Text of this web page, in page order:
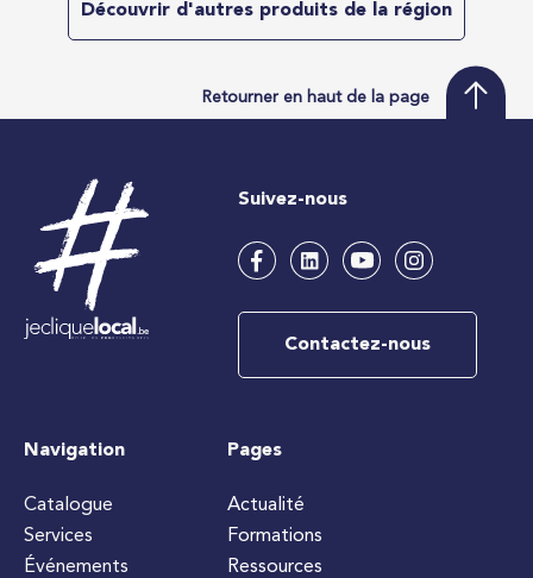
Découvrir d'autres produits de la région
Retourner en haut de la page
Suivez-nous
Contactez-nous
Navigation
Catalogue
Services
Événements
Pages
Actualité
Formations
Ressources